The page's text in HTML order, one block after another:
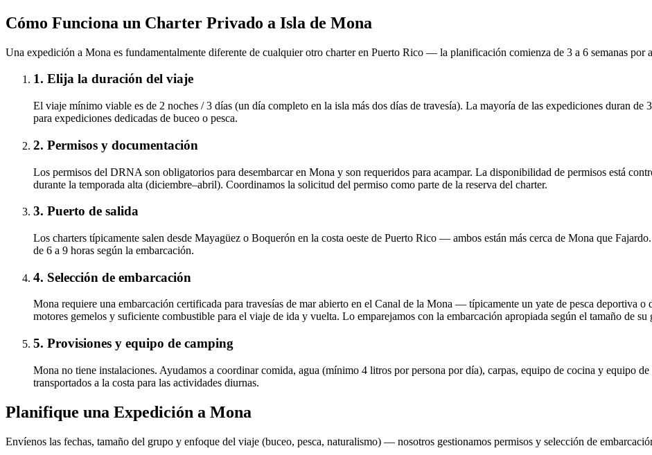
Cómo Funciona un Charter Privado a Isla de Mona
Una expedición a Mona es fundamentalmente diferente de cualquier otro charter en Puerto Rico — la planificación comienza de 3 a 6 semanas por
1. Elija la duración del viaje
El viaje mínimo viable es de 2 noches / 3 días (un día completo en la isla más dos días de travesía). La mayoría de las expediciones duran de
para expediciones dedicadas de buceo o pesca.
2. Permisos y documentación
Los permisos del DRNA son obligatorios para desembarcar en Mona y son requeridos para acampar. La disponibilidad de permisos está
durante la temporada alta (diciembre–abril). Coordinamos la solicitud del permiso como parte de la reserva del charter.
3. Puerto de salida
Los charters típicamente salen desde Mayagüez o Boquerón en la costa oeste de Puerto Rico — ambos están más cerca de Mona que
de 6 a 9 horas según la embarcación.
4. Selección de embarcación
Mona requiere una embarcación certificada para travesías de mar abierto en el Canal de la Mona — típicamente un yate de pesca deportiva
motores gemelos y suficiente combustible para el viaje de ida y vuelta. Lo emparejamos con la embarcación apropiada según el tamaño de
5. Provisiones y equipo de camping
Mona no tiene instalaciones. Ayudamos a coordinar comida, agua (mínimo 4 litros por persona por día), carpas, equipo de cocina y equipo
transportados a la costa para las actividades diurnas.
Planifique una Expedición a Mona
Envíenos las fechas, tamaño del grupo y enfoque del viaje (buceo, pesca, naturalismo) — nosotros gestionamos permisos y selección de